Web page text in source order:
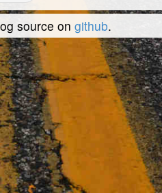
source on github.